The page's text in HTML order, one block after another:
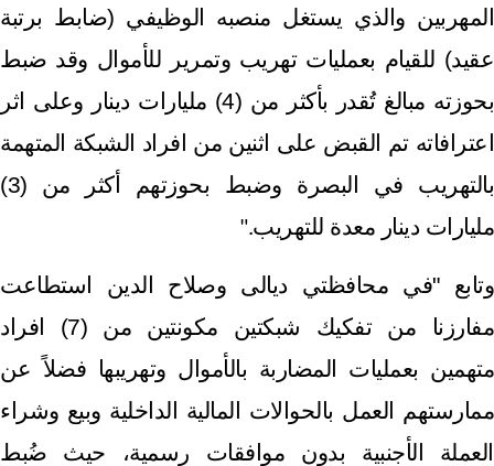
المهربين والذي يستغل منصبه الوظيفي (ضابط برتبة
عقيد) للقيام بعمليات تهريب وتمرير للأموال وقد ضبط
بحوزته مبالغ تُقدر بأكثر من (4) مليارات دينار وعلى اثر
اعترافاته تم القبض على اثنين من افراد الشبكة المتهمة
بالتهريب في البصرة وضبط بحوزتهم أكثر من (3)
مليارات دينار معدة للتهريب".
وتابع "في محافظتي ديالى وصلاح الدين استطاعت
مفارزنا من تفكيك شبكتين مكونتين من (7) افراد
متهمين بعمليات المضاربة بالأموال وتهريبها فضلاً عن
ممارستهم العمل بالحوالات المالية الداخلية وبيع وشراء
العملة الأجنبية بدون موافقات رسمية، حيث ضُبط